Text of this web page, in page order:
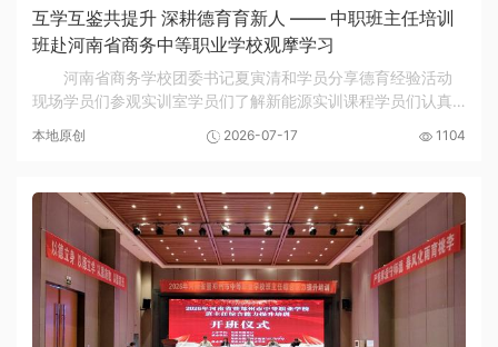
互学互鉴共提升 深耕德育育新人 —— 中职班主任培训
班赴河南省商务中等职业学校观摩学习
河南省商务学校团委书记夏寅清和学员分享德育经验活动
现场学员们参观实训室学员们了解新能源实训课程学员们认真
宽班主任德育工作思路，7月17日下午，2026年...
本地原创 2026-07-17 1104